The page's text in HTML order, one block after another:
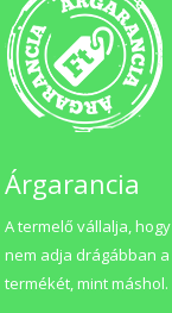
Árgarancia
A termelő vállalja, hogy
nem adja drágábban a
termékét, mint máshol.